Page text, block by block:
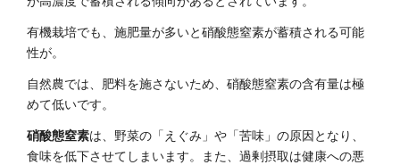
有機栽培でも、施肥量が多いと硝酸態窒素が蓄積される可能
性が。
自然農では、肥料を施さないため、硝酸態窒素の含有量は極
めて低いです。
硝酸態窒素は、野菜の「えぐみ」や「苦味」の原因となり、
食味を低下させてしまいます。また、過剰摂取は健康への悪